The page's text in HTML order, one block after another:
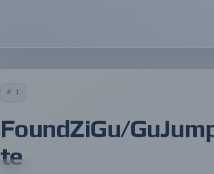
# 1
FoundZiGu/
te